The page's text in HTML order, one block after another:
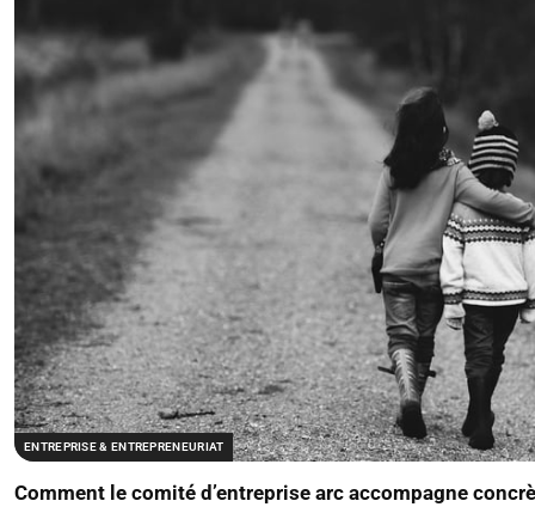
ENTREPRISE & ENTREPRENEURIAT
Comment le comité d’entreprise arc accompagne